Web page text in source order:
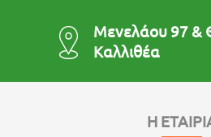
Μενελάου 97 &
Καλλιθέα
Η